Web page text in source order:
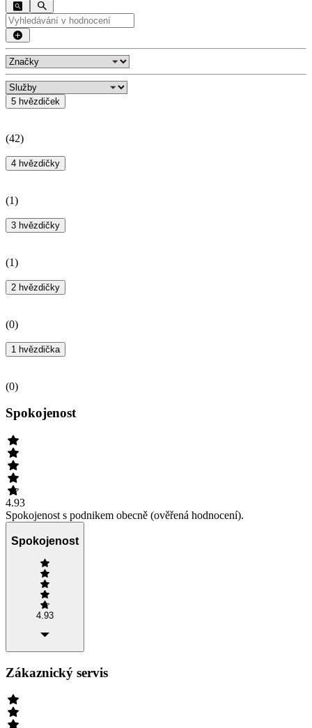
5 hvězdiček
(42)
4 hvězdičky
(1)
3 hvězdičky
(1)
2 hvězdičky
(0)
1 hvězdička
(0)
Spokojenost
4.93
Spokojenost s podnikem obecně (ověřená hodnocení).
Spokojenost
4.93
Zákaznický servis